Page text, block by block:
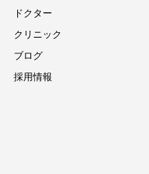
ドクター
クリニック
ブログ
採用情報